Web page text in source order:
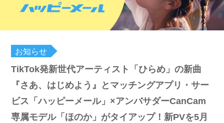
お知らせ
TikTok発新世代アーティスト「ひらめ」の新曲
『さあ、はじめよう』とマッチングアプリ・サー
ビス「ハッピーメール」×アンバサダーCanCam
専属モデル「ほのか」がタイアップ！新PVを5月